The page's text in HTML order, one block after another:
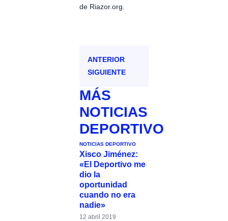
de Riazor.org.
ANTERIOR
SIGUIENTE
MÁS
NOTICIAS
DEPORTIVO
NOTICIAS DEPORTIVO
Xisco Jiménez:
«El Deportivo me
dio la
oportunidad
cuando no era
nadie»
12 abril 2019